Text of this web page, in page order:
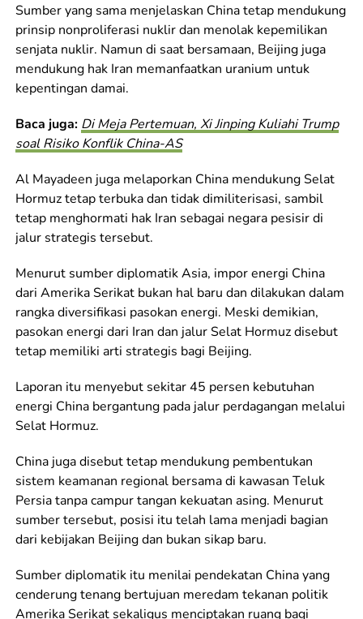
Sumber yang sama menjelaskan China tetap mendukung
prinsip nonproliferasi nuklir dan menolak kepemilikan
senjata nuklir. Namun di saat bersamaan, Beijing juga
mendukung hak Iran memanfaatkan uranium untuk
kepentingan damai.
Baca juga: Di Meja Pertemuan, Xi Jinping Kuliahi Trump
soal Risiko Konflik China-AS
Al Mayadeen juga melaporkan China mendukung Selat
Hormuz tetap terbuka dan tidak dimiliterisasi, sambil
tetap menghormati hak Iran sebagai negara pesisir di
jalur strategis tersebut.
Menurut sumber diplomatik Asia, impor energi China
dari Amerika Serikat bukan hal baru dan dilakukan dalam
rangka diversifikasi pasokan energi. Meski demikian,
pasokan energi dari Iran dan jalur Selat Hormuz disebut
tetap memiliki arti strategis bagi Beijing.
Laporan itu menyebut sekitar 45 persen kebutuhan
energi China bergantung pada jalur perdagangan melalui
Selat Hormuz.
China juga disebut tetap mendukung pembentukan
sistem keamanan regional bersama di kawasan Teluk
Persia tanpa campur tangan kekuatan asing. Menurut
sumber tersebut, posisi itu telah lama menjadi bagian
dari kebijakan Beijing dan bukan sikap baru.
Sumber diplomatik itu menilai pendekatan China yang
cenderung tenang bertujuan meredam tekanan politik
Amerika Serikat sekaligus menciptakan ruang bagi